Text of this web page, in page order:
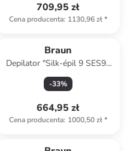
709,95 zł
Cena producenta: 1130,96 zł*
Braun
Depilator "Silk-épil 9 SES9-
060 3D" w kolorze złoto-
białym
-33%
664,95 zł
Cena producenta: 1000,50 zł*